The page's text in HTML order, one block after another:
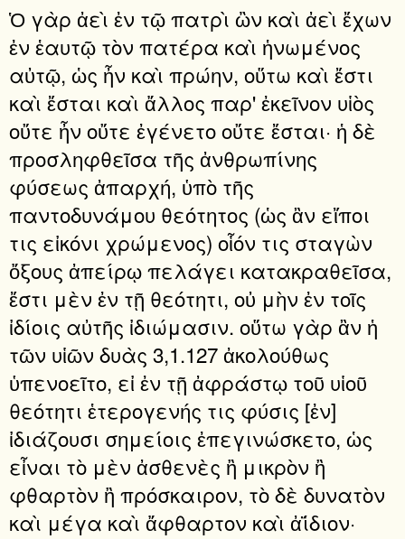
Ὁ γὰρ ἀεὶ ἐν τῷ πατρὶ ὢν καὶ ἀεὶ ἔχων
ἐν ἑαυτῷ τὸν πατέρα καὶ ἡνωμένος
αὐτῷ, ὡς ἦν καὶ πρώην, οὕτω καὶ ἔστι
καὶ ἔσται καὶ ἄλλος παρ' ἐκεῖνον υἱὸς
οὔτε ἦν οὔτε ἐγένετο οὔτε ἔσται· ἡ δὲ
προσληφθεῖσα τῆς ἀνθρωπίνης
φύσεως ἀπαρχή, ὑπὸ τῆς
παντοδυνάμου θεότητος (ὡς ἂν εἴποι
τις εἰκόνι χρώμενος) οἷόν τις σταγὼν
ὄξους ἀπείρῳ πελάγει κατακραθεῖσα,
ἔστι μὲν ἐν τῇ θεότητι, οὐ μὴν ἐν τοῖς
ἰδίοις αὐτῆς ἰδιώμασιν. οὕτω γὰρ ἂν ἡ
τῶν υἱῶν δυὰς 3,1.127 ἀκολούθως
ὑπενοεῖτο, εἰ ἐν τῇ ἀφράστῳ τοῦ υἱοῦ
θεότητι ἑτερογενής τις φύσις [ἐν]
ἰδιάζουσι σημείοις ἐπεγινώσκετο, ὡς
εἶναι τὸ μὲν ἀσθενὲς ἢ μικρὸν ἢ
φθαρτὸν ἢ πρόσκαιρον, τὸ δὲ δυνατὸν
καὶ μέγα καὶ ἄφθαρτον καὶ ἀΐδιον·